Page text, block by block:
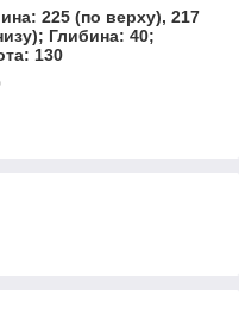
225 (по верху), 217
Глибина: 40;
130